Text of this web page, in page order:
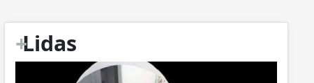
+
Lidas